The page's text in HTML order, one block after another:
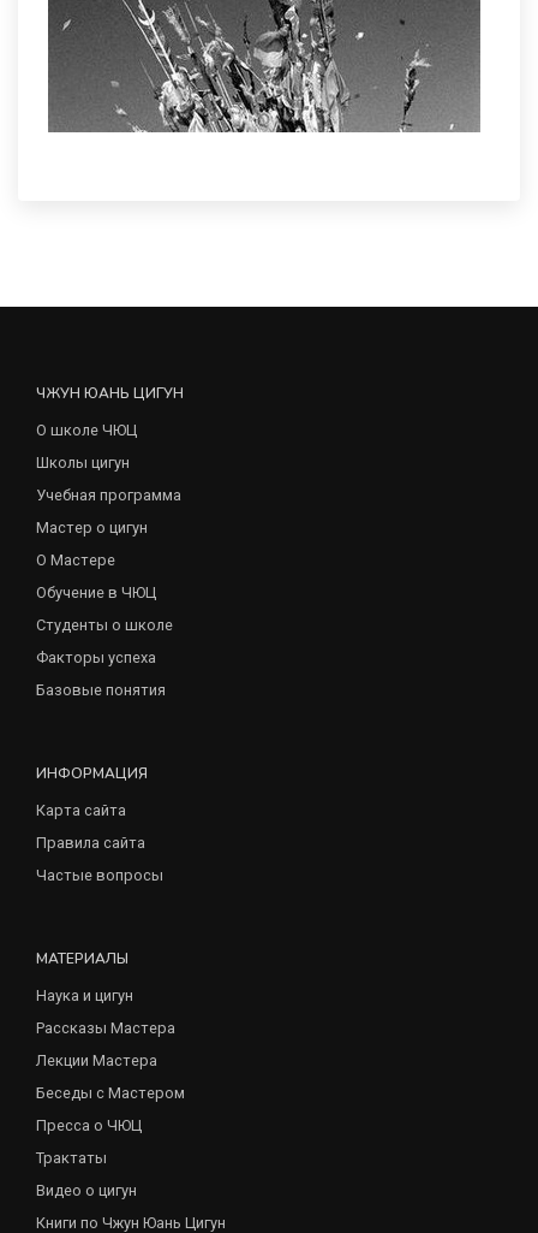
ЧЖУН ЮАНЬ ЦИГУН
О школе ЧЮЦ
Школы цигун
Учебная программа
Мастер о цигун
О Мастере
Обучение в ЧЮЦ
Студенты о школе
Факторы успеха
Базовые понятия
ИНФОРМАЦИЯ
Карта сайта
Правила сайта
Частые вопросы
МАТЕРИАЛЫ
Наука и цигун
Рассказы Мастера
Лекции Мастера
Беседы с Мастером
Пресса о ЧЮЦ
Трактаты
Видео о цигун
Книги по Чжун Юань Цигун